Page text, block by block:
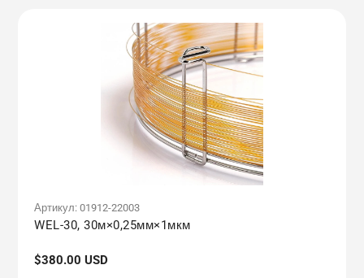
Артикул: 01912-22003
WEL-30, 30м×0,25мм×1мкм
Обычная
$380.00 USD